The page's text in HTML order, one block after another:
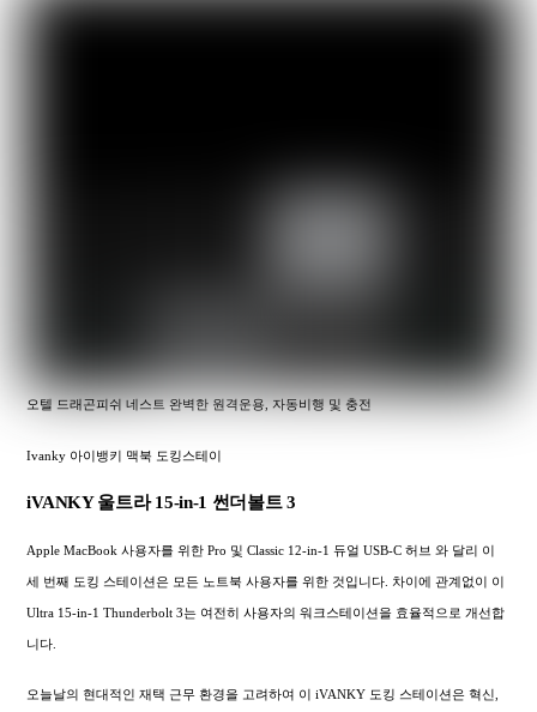
오텔 드래곤피쉬 네스트 완벽한 원격운용, 자동비행 및 충전
Ivanky 아이뱅키 맥북 도킹스테이
iVANKY 울트라 15-in-1 썬더볼트 3
Apple MacBook 사용자를 위한 Pro 및 Classic 12-in-1 듀얼 USB-C 허브 와 달리 이
세 번째 도킹 스테이션은 모든 노트북 사용자를 위한 것입니다. 차이에 관계없이 이
Ultra 15-in-1 Thunderbolt 3는 여전히 사용자의 워크스테이션을 효율적으로 개선합
니다.
오늘날의 현대적인 재택 근무 환경을 고려하여 이 iVANKY 도킹 스테이션은 혁신,